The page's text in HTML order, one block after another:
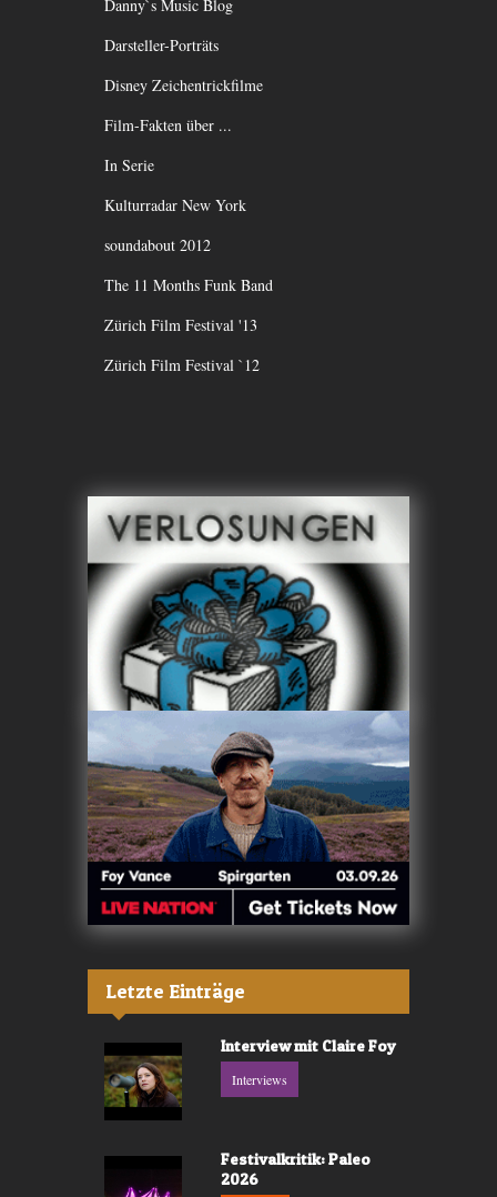
Danny`s Music Blog
Darsteller-Porträts
Disney Zeichentrickfilme
Film-Fakten über ...
In Serie
Kulturradar New York
soundabout 2012
The 11 Months Funk Band
Zürich Film Festival '13
Zürich Film Festival `12
Letzte Einträge
Interview mit Claire Foy
Interviews
Festivalkritik: Paleo
2026